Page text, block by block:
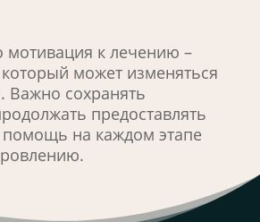
мотивация к лечению –
может изменяться
Важно сохранять
предоставлять
на каждом этапе